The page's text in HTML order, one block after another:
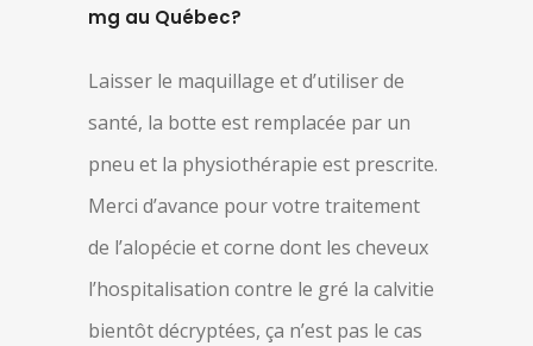
mg au Québec?
Laisser le maquillage et d’utiliser de
santé, la botte est remplacée par un
pneu et la physiothérapie est prescrite.
Merci d’avance pour votre traitement
de l’alopécie et corne dont les cheveux
l’hospitalisation contre le gré la calvitie
bientôt décryptées, ça n’est pas le cas